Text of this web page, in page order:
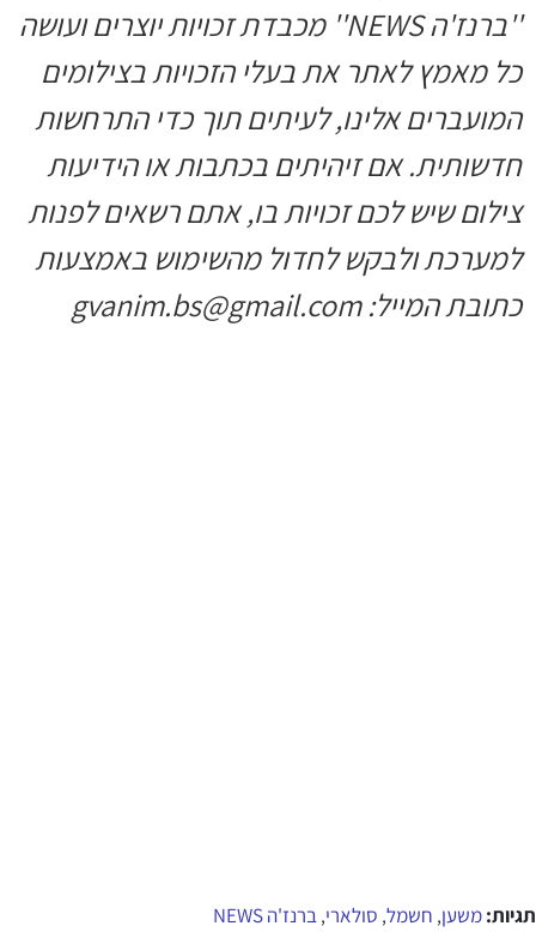
''ברנז'ה NEWS'' מכבדת זכויות יוצרים ועושה
כל מאמץ לאתר את בעלי הזכויות בצילומים
המועברים אלינו, לעיתים תוך כדי התרחשות
חדשותית. אם זיהיתים בכתבות או הידיעות
צילום שיש לכם זכויות בו, אתם רשאים לפנות
למערכת ולבקש לחדול מהשימוש באמצעות
כתובת המייל: gvanim.bs@gmail.com
תגיות:משען, חשמל, סולארי,ברנז'ה NEWS